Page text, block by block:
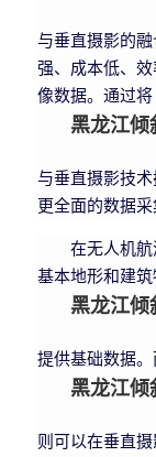
与垂直摄影的
强、成本低、
像数据。通过将
黑龙江倾
与垂直摄影技术
更全面的数据采
在无人机
基本地形和建
黑龙江倾
提供基础数据
黑龙江倾
则可以在垂直